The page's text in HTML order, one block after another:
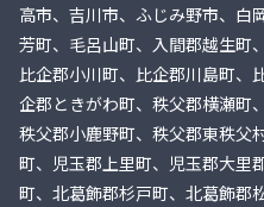
高市、吉川市、ふじみ野市、白
芳町、毛呂山町、入間郡越生町
比企郡小川町、比企郡川島町、
企郡ときがわ町、秩父郡横瀬町
秩父郡小鹿野町、秩父郡東秩父
町、児玉郡上里町、児玉郡大里
町、北葛飾郡杉戸町、北葛飾郡